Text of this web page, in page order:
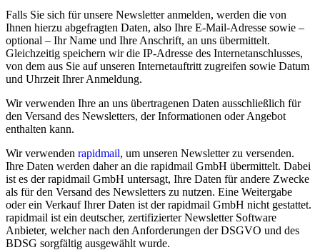
Falls Sie sich für unsere Newsletter anmelden, werden die von
Ihnen hierzu abgefragten Daten, also Ihre E-Mail-Adresse sowie –
optional – Ihr Name und Ihre Anschrift, an uns übermittelt.
Gleichzeitig speichern wir die IP-Adresse des Internetanschlusses,
von dem aus Sie auf unseren Internetauftritt zugreifen sowie Datum
und Uhrzeit Ihrer Anmeldung.
Wir verwenden Ihre an uns übertragenen Daten ausschließlich für
den Versand des Newsletters, der Informationen oder Angebot
enthalten kann.
Wir verwenden rapidmail, um unseren Newsletter zu versenden.
Ihre Daten werden daher an die rapidmail GmbH übermittelt. Dabei
ist es der rapidmail GmbH untersagt, Ihre Daten für andere Zwecke
als für den Versand des Newsletters zu nutzen. Eine Weitergabe
oder ein Verkauf Ihrer Daten ist der rapidmail GmbH nicht gestattet.
rapidmail ist ein deutscher, zertifizierter Newsletter Software
Anbieter, welcher nach den Anforderungen der DSGVO und des
BDSG sorgfältig ausgewählt wurde.